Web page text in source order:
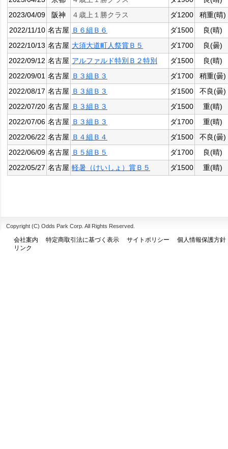
2023/04/09
阪神 ４歳上１勝クラス ダ1200
稍重(晴)
2022/11/10 名古屋 Ｂ６組Ｂ６ ダ1500
良(晴)
2022/10/13 名古屋 大須大道町人祭賞Ｂ５ ダ1700
良(曇)
2022/09/12 名古屋 アルファルド特別Ｂ２特別 ダ1500
良(晴)
2022/09/01 名古屋 Ｂ３組Ｂ３ ダ1700
稍重(曇)
2022/08/17 名古屋 Ｂ３組Ｂ３ ダ1500
不良(曇)
2022/07/20 名古屋 Ｂ３組Ｂ３ ダ1500
重(晴)
2022/07/06 名古屋 Ｂ３組Ｂ３ ダ1700
重(晴)
2022/06/22 名古屋 Ｂ４組Ｂ４ ダ1500
不良(曇)
2022/06/09 名古屋 Ｂ５組Ｂ５ ダ1700
良(晴)
2022/05/27 名古屋 軽暑（けいしょ）賞Ｂ５ ダ1500 重(晴)
Copyright (C) Odds Park Corp. All Rights Reserved.
会社案内 特定商取引法に基づく表示 サイトポリシー
個人情報保護方針
リンク